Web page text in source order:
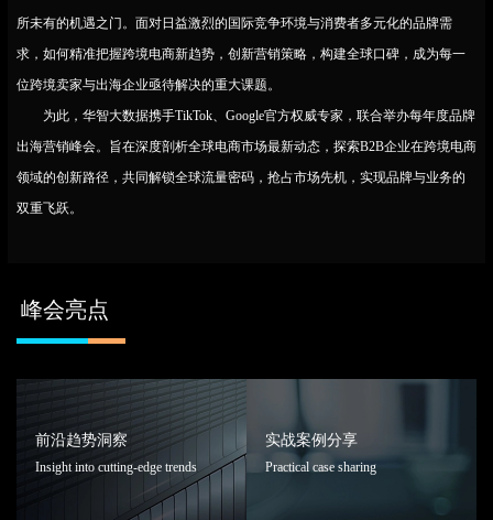
所未有的机遇之门。面对日益激烈的国际竞争环境与消费者多元化的品牌需
求，如何精准把握跨境电商新趋势，创新营销策略，构建全球口碑，成为每一
位跨境卖家与出海企业亟待解决的重大课题。
为此，华智大数据携手TikTok、Google官方权威专家，联合举办每年度品牌
出海营销峰会。旨在深度剖析全球电商市场最新动态，探索B2B企业在跨境电商
领域的创新路径，共同解锁全球流量密码，抢占市场先机，实现品牌与业务的
双重飞跃。
峰会亮点
前沿趋势洞察
Insight into cutting-edge trends
实战案例分享
Practical case sharing